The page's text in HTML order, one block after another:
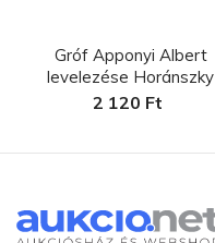
Gróf Apponyi Albert
levelezése Horánszky
Nándorra...
2 120 Ft